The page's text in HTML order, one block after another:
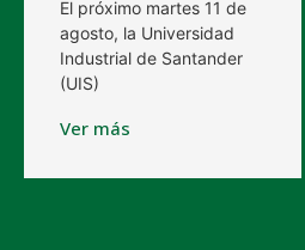
El próximo martes 11 de
agosto, la Universidad
Industrial de Santander
(UIS)
Ver más